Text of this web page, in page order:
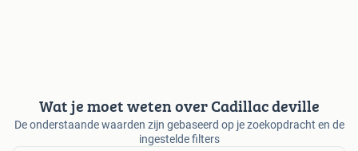
Wat je moet weten over Cadillac deville
De onderstaande waarden zijn gebaseerd op je zoekopdracht en de
ingestelde filters